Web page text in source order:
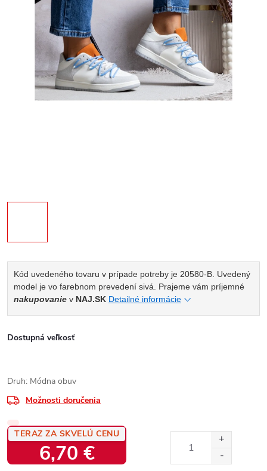
Kód uvedeného tovaru v prípade potreby je 20580-B. Uvedený
model je vo farebnom prevedení sivá. Prajeme vám príjemné
nakupovanie v NAJ.SK Detailné informácie
Dostupná veľkosť
Druh: Módna obuv
Možnosti doručenia
TERAZ ZA SKVELÚ CENU
6,70 €